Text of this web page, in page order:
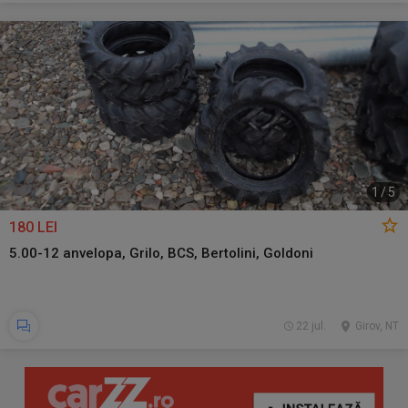
1 / 5
180 LEI
5.00-12 anvelopa, Grilo, BCS, Bertolini, Goldoni
Girov, NT
22 jul.